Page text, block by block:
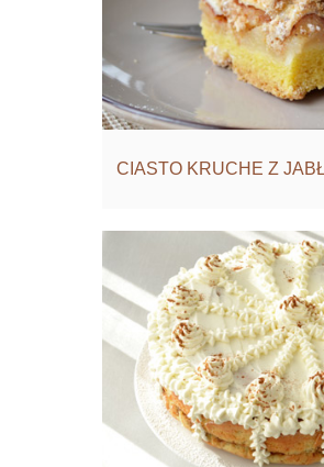
CIASTO KRUCHE Z